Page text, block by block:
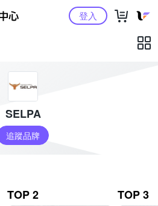
Yahoo購物中心登入
SELPA
追蹤品牌
TOP 2 TOP 3